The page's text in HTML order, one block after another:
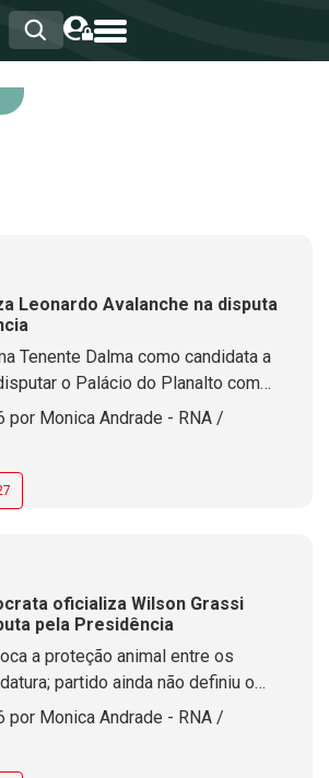
Leonardo Avalanche na disputa
Tenente Dalma como candidata a
o Palácio do Planalto com
Monica Andrade - RNA /
oficializa Wilson Grassi
pela Presidência
a proteção animal entre os
partido ainda não definiu o
presidente.
Monica Andrade - RNA /